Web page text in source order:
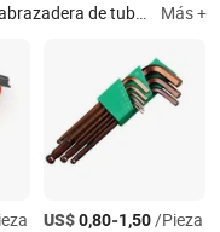
cabezal de pasador, hardware, abrazadera de manguera, llave Más +
US$0,80-1,50/Pieza